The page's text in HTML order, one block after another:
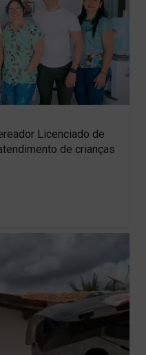
Licenciado de
de crianças